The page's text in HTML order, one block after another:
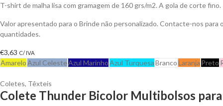
T-shirt de malha lisa com gramagem de 160 grs/m2. A gola de corte
Valor apresentado para o Brinde não personalizado. Contacte-nos
quantidades.
€3,63 C/ IVA
AmareloAzul CelesteAzul MarinhoAzul TurquesaBrancoLaranja Preto
Coletes, Têxteis
Colete Thunder Bicolor Multibolsos